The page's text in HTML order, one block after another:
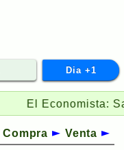
Dia +1
El Economista:Salen
Compra Venta